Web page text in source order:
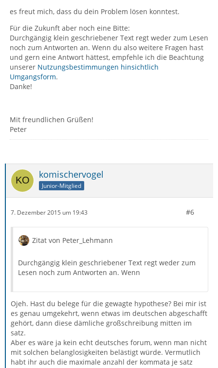
es freut mich, dass du dein Problem lösen konntest.
Für die Zukunft aber noch eine Bitte:
Durchgängig klein geschriebener Text regt weder zum Lesen
noch zum Antworten an. Wenn du also weitere Fragen hast
und gern eine Antwort hättest, empfehle ich die Beachtung
unserer Nutzungsbestimmungen hinsichtlich
Umgangsform.
Danke!
Mit freundlichen Grüßen!
Peter
komischervogel
Junior-Mitglied
7. Dezember 2015 um 19:43 #6
Zitat von Peter_Lehmann
Durchgängig klein geschriebener Text regt weder zum
Lesen noch zum Antworten an. Wenn
Ojeh. Hast du belege für die gewagte hypothese? Bei mir ist
es genau umgekehrt, wenn etwas im deutschen abgeschafft
gehört, dann diese dämliche großschreibung mitten im
satz.
Aber es wäre ja kein echt deutsches forum, wenn man nicht
mit solchen belanglosigkeiten belästigt würde. Vermutlich
habt ihr auch die maximale anzahl der kommata je satz